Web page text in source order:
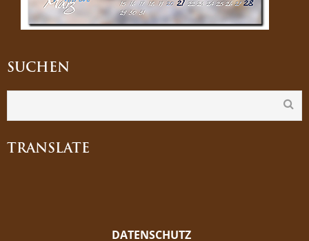
SUCHEN
TRANSLATE
DATENSCHUTZ